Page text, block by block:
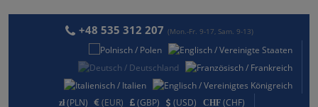
+48 535 312 207 (Mon.-Fr. 9-17, Sam. 9-13)
(PLN) (EUR) (GBP) (USD) (CHF)